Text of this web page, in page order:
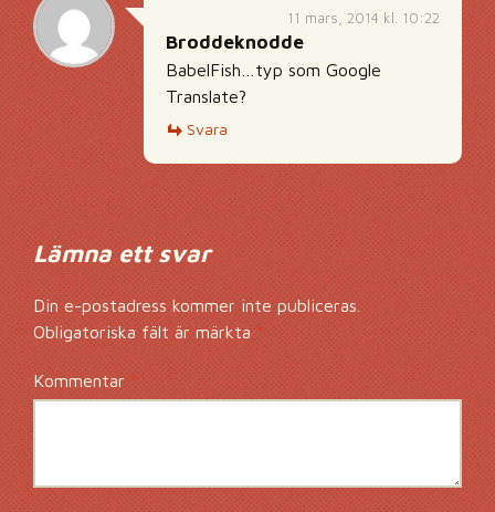
11 mars, 2014 kl. 10:22
Broddeknodde
BabelFish…typ som Google
Translate?
Svara
Lämna ett svar
Din e-postadress kommer inte publiceras.
Obligatoriska fält är märkta*
Kommentar*